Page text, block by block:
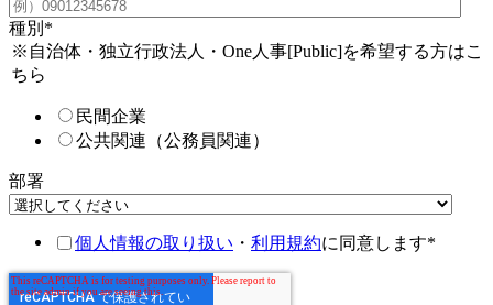
種別 *
※自治体・独立行政法人・One人事[Public]を希望する方はこ
ちら
民間企業
公共関連（公務員関連）
部署
個人情報の取り扱い ・ 利用規約に同意します*